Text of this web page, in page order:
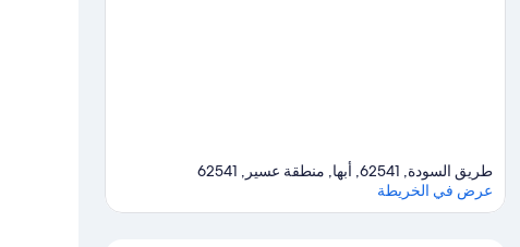
طريق السودة, 62541, أبها, منطقة عسير, 62541
عرض في الخريطة